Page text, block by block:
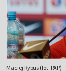
Maciej Rybus (fot. PAP)